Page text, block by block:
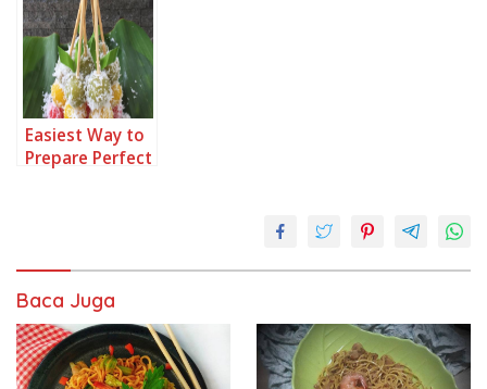
Easiest Way to
Prepare Perfect
Baca Juga